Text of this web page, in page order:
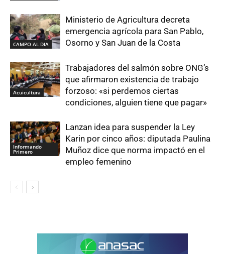
CAMPO AL DIA
Ministerio de Agricultura decreta
emergencia agrícola para San Pablo,
Osorno y San Juan de la Costa
Acuicultura
Trabajadores del salmón sobre ONG’s
que afirmaron existencia de trabajo
forzoso: «si perdemos ciertas
condiciones, alguien tiene que pagar»
Informando
Primero
Lanzan idea para suspender la Ley
Karin por cinco años: diputada Paulina
Muñoz dice que norma impactó en el
empleo femenino